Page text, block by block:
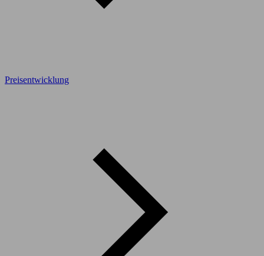
Preisentwicklung